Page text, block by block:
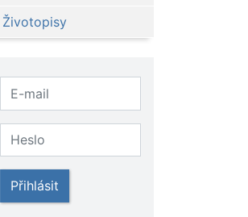
Životopisy
Přihlásit